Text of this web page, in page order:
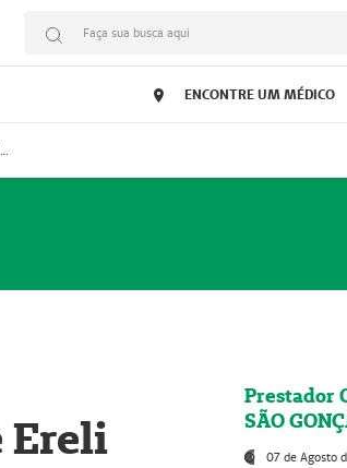
Faça sua busca aqui
ENCONTRE UM MÉDICO
Prestador Essencial Gestão em Saúde Ereli (51004354-7)
Ereli
Prestador
SÃO
07 de Agosto